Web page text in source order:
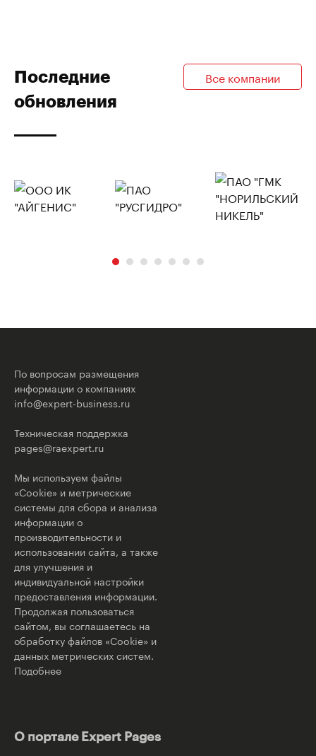
Последние
обновления
Все компании
По вопросам размещения
информации о компаниях
info@expert-business.ru
Техническая поддержка
pages@raexpert.ru
Мы используем файлы
«Cookie» и метрические
системы для сбора и анализа
информации о
производительности и
использовании сайта, а также
для улучшения и
индивидуальной настройки
предоставления информации.
Продолжая пользоваться
сайтом, вы соглашаетесь на
обработку файлов «Cookie» и
данных метрических систем.
Подобнее
О портале Expert Pages